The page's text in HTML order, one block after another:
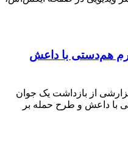
با داعش
بازداشت یک جوان
و طرح حمله بر